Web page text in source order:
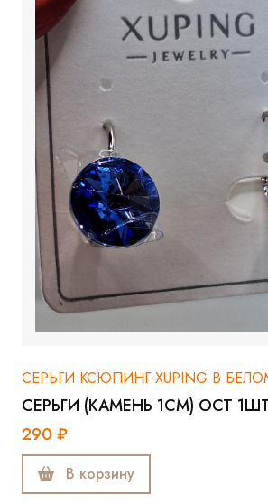
СЕРЬГИ КСЮПИНГ XUPING В
СЕРЬГИ (КАМЕНЬ 1СМ) ОСТ
290 ₽
В корзину